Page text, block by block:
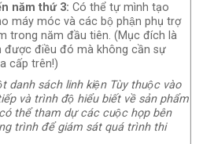
năm thứ 3: Có thể tự mình tạo
máy móc và các bộ phận phụ trợ
trong năm đầu tiên. (Mục đích là
được điều đó mà không cần sự
cấp trên!)
danh sách linh kiện Tùy thuộc vào
và trình độ hiểu biết về sản phẩm
thể tham dự các cuộc họp bên
trình để giám sát quá trình thi